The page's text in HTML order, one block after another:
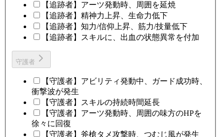
【追跡者】アーツ発動時、周囲を延焼
【追跡者】精神力上昇、生命力低下
【追跡者】知力/信仰上昇、筋力/技量低下
【追跡者】スキルに、出血の状態異常を付加
守護者
【守護者】アビリティ発動中、ガード成功時、
衝撃波が発生
【守護者】スキルの持続時間延長
【守護者】アーツ発動時、周囲の味方のHPを
徐々に回復
【守護者】斧槍タメ攻撃時、つむじ風が発生